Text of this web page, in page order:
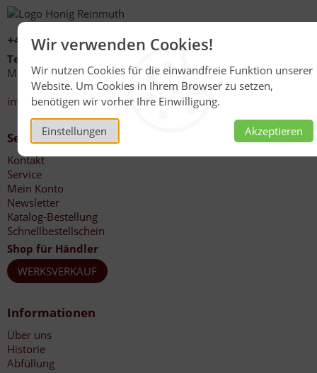
Wir verwenden Cookies!
Wir nutzen Cookies für die einwandfreie Funktion unserer
Website. Um Cookies in Ihrem Browser zu setzen,
benötigen wir vorher Ihre Einwilligung.
Einstellungen Akzeptieren
+49 (0)6267 1021
Telefonzeiten
Mo - Fr 08:00 - 12:00 Uhr
13:30 - 17:00 Uhr
info@honig-reinmuth.de
Service
Kontakt
Service
Mein Konto
Newsletter
Katalog-Bestellung
Schnellbestellschein
Shop für Händler
WERKSVERKAUF
Informationen
Über uns
Historie
Abfüllung